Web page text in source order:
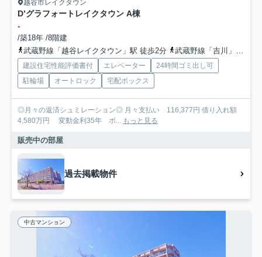
越谷市レイクタウン
D’グラフォートレイクタウン A棟
-
/築18年 /8階建
武蔵野線「越谷レイクタウン」駅 徒歩2分
武蔵野線「吉川」駅 徒歩33分
建設住宅性能評価書付 エレベーター
24時間ゴミ出し可
駐輪場
オートロック 宅配ボックス
◎月々の返済シュミレーション◎ 月々支払い 116,377円 借り入れ額
4,580万円 変動金利35年 ボ... もっと見る
販売中の部屋
過去掲載物件
中古マンション